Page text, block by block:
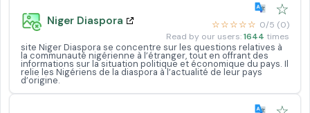
Niger Diaspora
☆
☆☆☆☆☆ 0/5 (0)
Read by our users:1644 times
site Niger Diaspora se concentre sur les questions relatives à
la communauté nigérienne à l’étranger, tout en offrant des
informations sur la situation politique et économique du pays. Il
relie les Nigériens de la diaspora à l’actualité de leur pays
d’origine.